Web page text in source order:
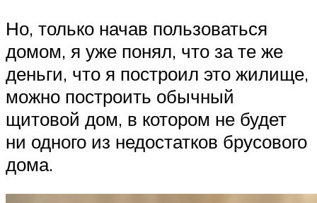
Но, только начав пользоваться
домом, я уже понял, что за те же
деньги, что я построил это жилище,
можно построить обычный
щитовой дом, в котором не будет
ни одного из недостатков брусового
дома.